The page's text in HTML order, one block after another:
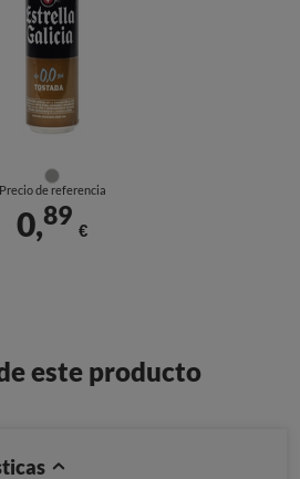
Precio de referencia
0,89
€
este producto